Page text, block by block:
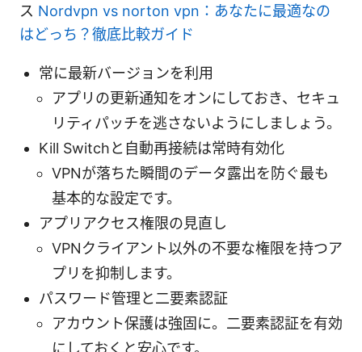
ス Nordvpn vs norton vpn：あなたに最適なの
はどっち？徹底比較ガイド
常に最新バージョンを利用
アプリの更新通知をオンにしておき、セキュ
リティパッチを逃さないようにしましょう。
Kill Switchと自動再接続は常時有効化
VPNが落ちた瞬間のデータ露出を防ぐ最も
基本的な設定です。
アプリアクセス権限の見直し
VPNクライアント以外の不要な権限を持つア
プリを抑制します。
パスワード管理と二要素認証
アカウント保護は強固に。二要素認証を有効
にしておくと安心です。